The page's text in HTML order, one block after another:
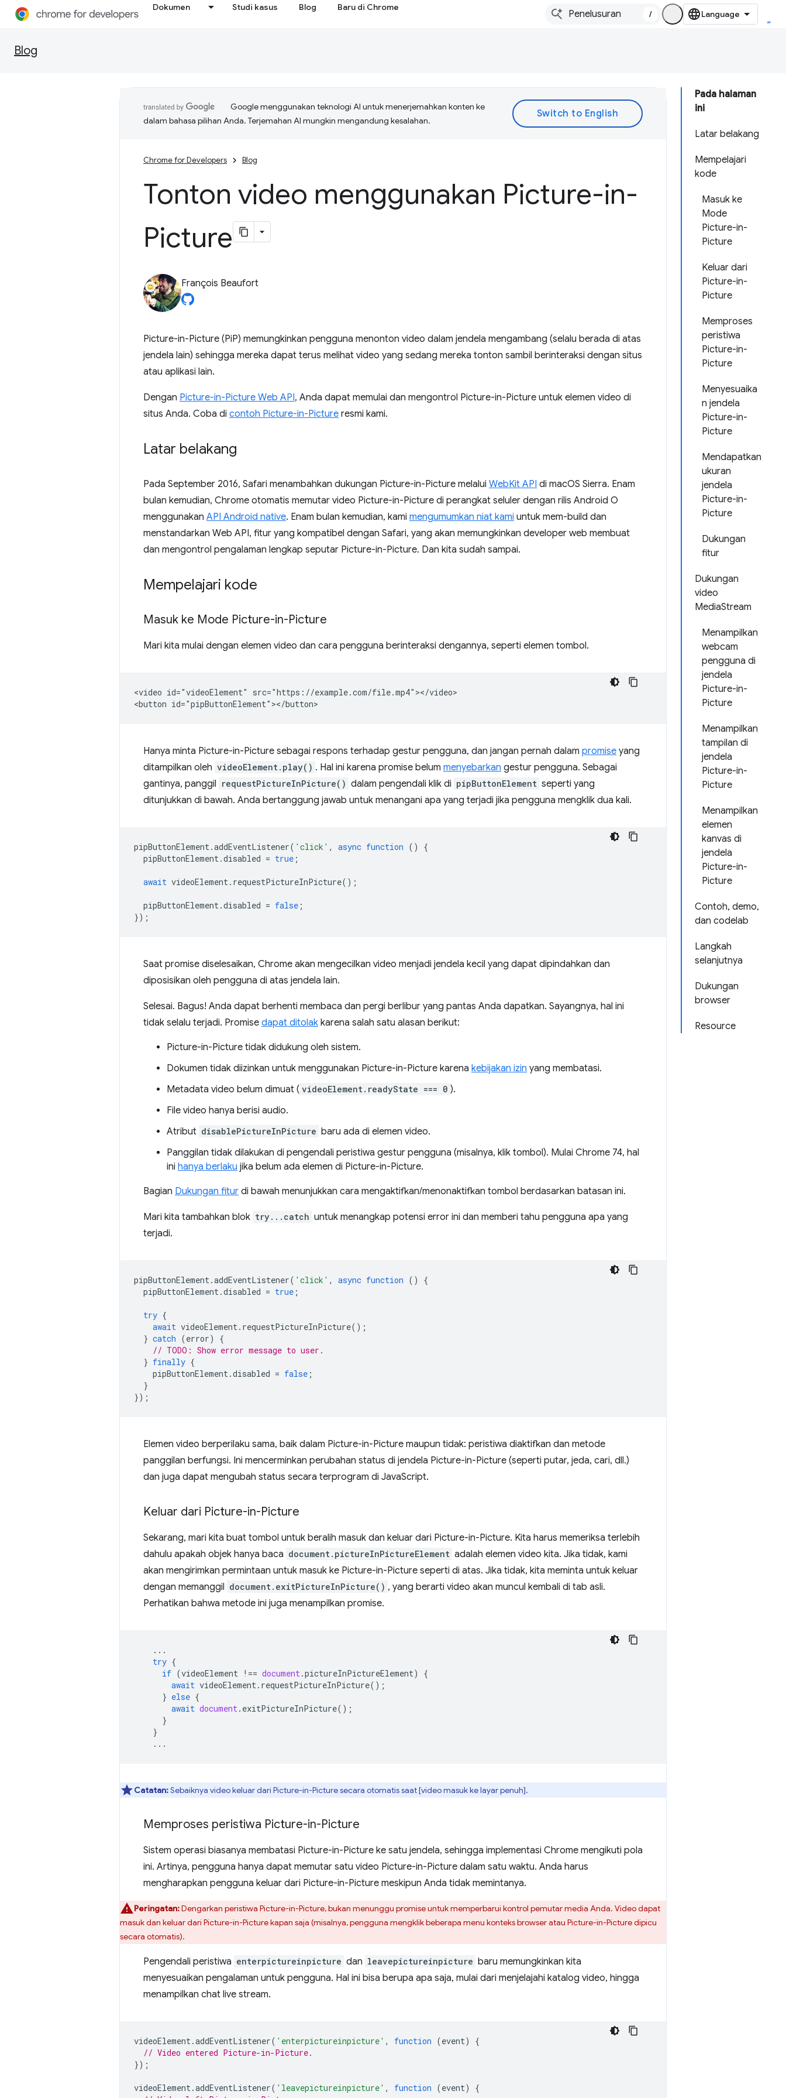
Dokumen Studi kasus Blog Baru di Chrome
/
Blog
Pada halaman
ini
Latar belakang
Mempelajari
kode
Masuk ke
Mode
Picture-in-
Picture
Keluar dari
Picture-in-
Picture
Memproses
peristiwa
Picture-in-
Picture
Menyesuaika
n jendela
Picture-in-
Picture
Mendapatkan
ukuran
jendela
Picture-in-
Picture
Dukungan
fitur
Dukungan
video
MediaStream
Menampilkan
webcam
pengguna di
jendela
Picture-in-
Picture
Menampilkan
tampilan di
jendela
Picture-in-
Picture
Menampilkan
elemen
kanvas di
jendela
Picture-in-
Picture
Contoh, demo,
dan codelab
Langkah
selanjutnya
Dukungan
browser
Resource
Google menggunakan teknologi AI untuk menerjemahkan konten ke
dalam bahasa pilihan Anda. Terjemahan AI mungkin mengandung kesalahan.
Chrome for Developers Blog
Tonton video menggunakan Picture-in-
Picture
François Beaufort
Picture-in-Picture (PiP) memungkinkan pengguna menonton video dalam jendela mengambang (selalu berada di atas
jendela lain) sehingga mereka dapat terus melihat video yang sedang mereka tonton sambil berinteraksi dengan situs
atau aplikasi lain.
Dengan Picture-in-Picture Web API, Anda dapat memulai dan mengontrol Picture-in-Picture untuk elemen video di
situs Anda. Coba di contoh Picture-in-Picture resmi kami.
Latar belakang
Pada September 2016, Safari menambahkan dukungan Picture-in-Picture melalui WebKit API di macOS Sierra. Enam
bulan kemudian, Chrome otomatis memutar video Picture-in-Picture di perangkat seluler dengan rilis Android O
menggunakan API Android native. Enam bulan kemudian, kami mengumumkan niat kami untuk mem-build dan
menstandarkan Web API, fitur yang kompatibel dengan Safari, yang akan memungkinkan developer web membuat
dan mengontrol pengalaman lengkap seputar Picture-in-Picture. Dan kita sudah sampai.
Mempelajari kode
Masuk ke Mode Picture-in-Picture
Mari kita mulai dengan elemen video dan cara pengguna berinteraksi dengannya, seperti elemen tombol.
<video id="videoElement" src="https://example.com/file.mp4"></video>
Hanya minta Picture-in-Picture sebagai respons terhadap gestur pengguna, dan jangan pernah dalam promise yang
ditampilkan oleh videoElement.play() . Hal ini karena promise belum menyebarkan gestur pengguna. Sebagai
gantinya, panggil requestPictureInPicture() dalam pengendali klik di pipButtonElement seperti yang
ditunjukkan di bawah. Anda bertanggung jawab untuk menangani apa yang terjadi jika pengguna mengklik dua kali.
pipButtonElement.addEventListener( 'click' , async function ()
{
pipButtonElement.disabled = true ;
await videoElement. requestPictureInPicture();
pipButtonElement.disabled = false ;
});
Saat promise diselesaikan, Chrome akan mengecilkan video menjadi jendela kecil yang dapat dipindahkan dan
diposisikan oleh pengguna di atas jendela lain.
Selesai. Bagus! Anda dapat berhenti membaca dan pergi berlibur yang pantas Anda dapatkan. Sayangnya, hal ini
tidak selalu terjadi. Promise dapat ditolak karena salah satu alasan berikut:
Picture-in-Picture tidak didukung oleh sistem.
Dokumen tidak diizinkan untuk menggunakan Picture-in-Picture karena kebijakan izin yang membatasi.
Metadata video belum dimuat ( videoElement.readyState === 0 ).
File video hanya berisi audio.
Atribut disablePictureInPicture baru ada di elemen video.
Panggilan tidak dilakukan di pengendali peristiwa gestur pengguna (misalnya, klik tombol). Mulai Chrome 74, hal
ini hanya berlaku jika belum ada elemen di Picture-in-Picture.
Bagian Dukungan fitur di bawah menunjukkan cara mengaktifkan/menonaktifkan tombol berdasarkan batasan ini.
Mari kita tambahkan blok try...catch untuk menangkap potensi error ini dan memberi tahu pengguna apa yang
terjadi.
pipButtonElement.addEventListener( 'click' , async function ()
{
pipButtonElement.disabled = true ;
try {
await videoElement. requestPictureInPicture();
} catch (error)
{
// TODO: Show error message to user.
} finally {
pipButtonElement.disabled = false ;
}
});
Elemen video berperilaku sama, baik dalam Picture-in-Picture maupun tidak: peristiwa diaktifkan dan metode
panggilan berfungsi. Ini mencerminkan perubahan status di jendela Picture-in-Picture (seperti putar, jeda, cari, dll.)
dan juga dapat mengubah status secara terprogram di JavaScript.
Keluar dari Picture-in-Picture
Sekarang, mari kita buat tombol untuk beralih masuk dan keluar dari Picture-in-Picture. Kita harus memeriksa terlebih
dahulu apakah objek hanya baca document.pictureInPictureElement adalah elemen video kita. Jika tidak, kami
akan mengirimkan permintaan untuk masuk ke Picture-in-Picture seperti di atas. Jika tidak, kita meminta untuk keluar
dengan memanggil document.exitPictureInPicture() , yang berarti video akan muncul kembali di tab asli.
Perhatikan bahwa metode ini juga menampilkan promise.
...
try {
if (videoElement !== document.pictureInPictureElement)
{
await videoElement. requestPictureInPicture();
} else {
await document. exitPictureInPicture();
}
}
...
Catatan:Sebaiknya video keluar dari Picture-in-Picture secara otomatis saat [video masuk ke layar penuh].
Memproses peristiwa Picture-in-Picture
Sistem operasi biasanya membatasi Picture-in-Picture ke satu jendela, sehingga implementasi Chrome mengikuti pola
ini. Artinya, pengguna hanya dapat memutar satu video Picture-in-Picture dalam satu waktu. Anda harus
mengharapkan pengguna keluar dari Picture-in-Picture meskipun Anda tidak memintanya.
Peringatan:Dengarkan peristiwa Picture-in-Picture, bukan menunggu promise untuk memperbarui kontrol pemutar media Anda. Video dapat
masuk dan keluar dari Picture-in-Picture kapan saja (misalnya, pengguna mengklik beberapa menu konteks browser atau Picture-in-Picture dipicu
secara otomatis).
Pengendali peristiwa enterpictureinpicture dan leavepictureinpicture baru memungkinkan kita
menyesuaikan pengalaman untuk pengguna. Hal ini bisa berupa apa saja, mulai dari menjelajahi katalog video, hingga
menampilkan chat live stream.
videoElement.addEventListener( 'enterpictureinpicture' , function (event)
{
// Video entered Picture-in-Picture.
});
videoElement.addEventListener( 'leavepictureinpicture' , function (event)
{